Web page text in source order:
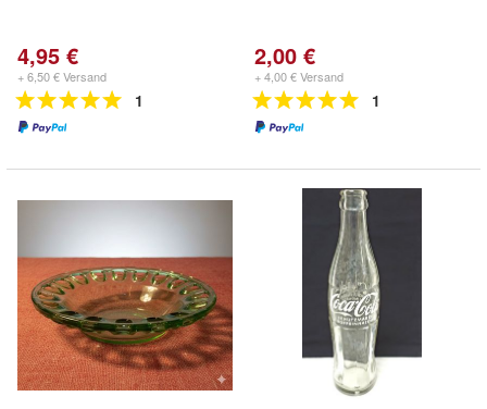
4,95 €
+ 6,50 € Versand
1
2,00 €
+ 4,00 € Versand
1